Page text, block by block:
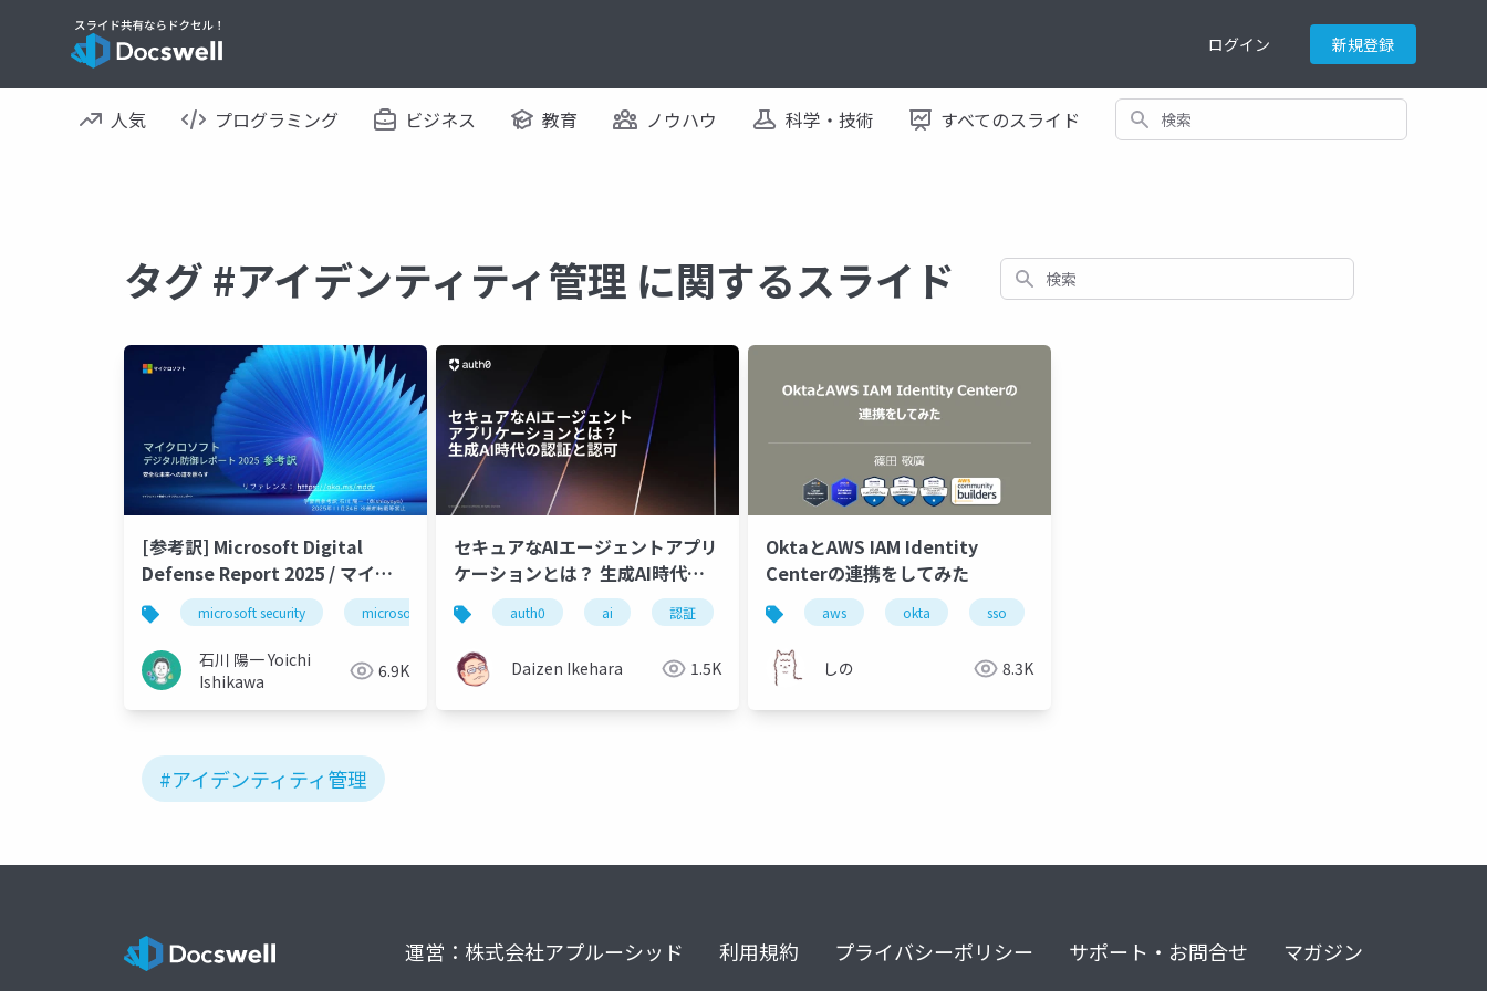
ログイン 新規登録
人気 プログラミング ビジネス 教育 ノウハウ 科学・技術 すべてのスライド 検索
タグ #アイデンティティ管理 に関するスライド 検索
[参考訳] Microsoft Digital
Defense Report 2025 / マイク
ロソフト デジタル防御レポート
2025
microsoft security microsoft defender
石川 陽一 Yoichi
Ishikawa
6.9K
セキュアなAIエージェントアプリ
ケーションとは？ 生成AI時代の
認証と認可
auth0 ai 認証 認可
Daizen Ikehara 1.5K
OktaとAWS IAM Identity
Centerの連携をしてみた
aws okta sso
しの 8.3K
#アイデンティティ管理
運営：株式会社アプルーシッド 利用規約 プライバシーポリシー サポート・お問合せ マガジン